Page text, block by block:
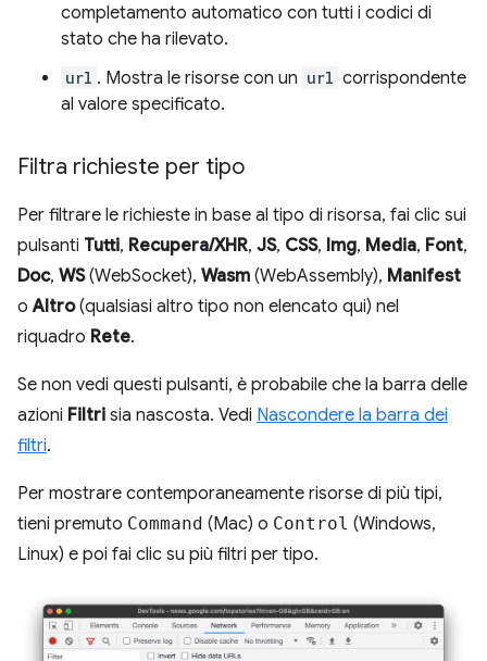
completamento automatico con tutti i codici di
stato che ha rilevato.
url . Mostra le risorse con un url corrispondente
al valore specificato.
Filtra richieste per tipo
Per filtrare le richieste in base al tipo di risorsa, fai clic sui
pulsanti Tutti, Recupera/XHR, JS, CSS, Img, Media, Font,
Doc, WS(WebSocket), Wasm (WebAssembly), Manifest
oAltro(qualsiasi altro tipo non elencato qui) nel
riquadro Rete.
Se non vedi questi pulsanti, è probabile che la barra delle
azioni Filtri sia nascosta. Vedi Nascondere la barra dei
filtri.
Per mostrare contemporaneamente risorse di più tipi,
tieni premuto Command (Mac) o Control (Windows,
Linux) e poi fai clic su più filtri per tipo.